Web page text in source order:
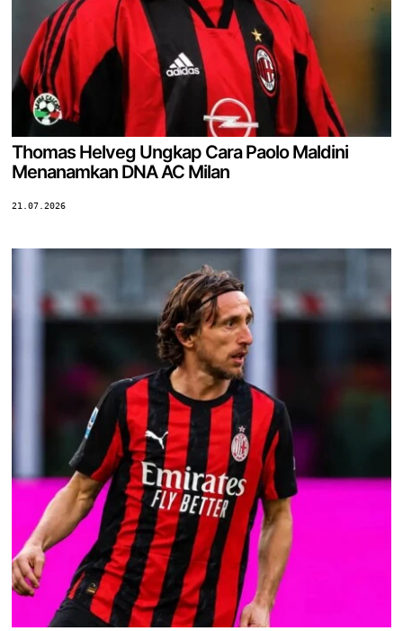
Thomas Helveg Ungkap Cara Paolo Maldini
Menanamkan DNA AC Milan
21.07.2026